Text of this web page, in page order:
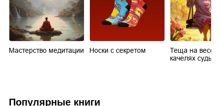
Мастерство медитации Носки с секретом
Теща на
качелях судьбы
Популярные книги